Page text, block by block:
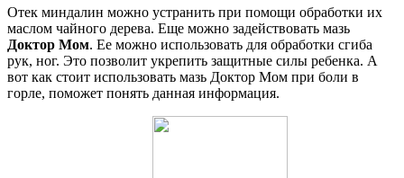
Отек миндалин можно устранить при помощи обработки их
маслом чайного дерева. Еще можно задействовать мазь
Доктор Мом. Ее можно использовать для обработки сгиба
рук, ног. Это позволит укрепить защитные силы ребенка. А
вот как стоит использовать мазь Доктор Мом при боли в
горле, поможет понять данная информация.